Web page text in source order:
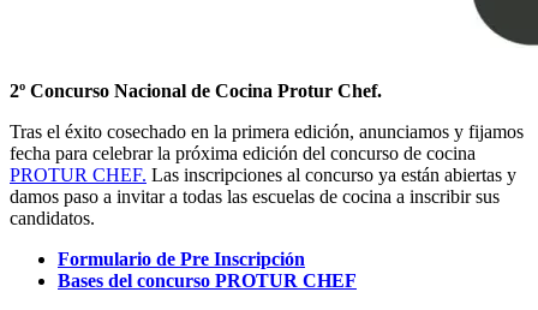
2º Concurso Nacional de Cocina Protur Chef.
Tras el éxito cosechado en la primera edición, anunciamos y fijamos
fecha para celebrar la próxima edición del concurso de cocina
PROTUR CHEF. Las inscripciones al concurso ya están abiertas y
damos paso a invitar a todas las escuelas de cocina a inscribir sus
candidatos.
Formulario de Pre Inscripción
Bases del concurso PROTUR CHEF